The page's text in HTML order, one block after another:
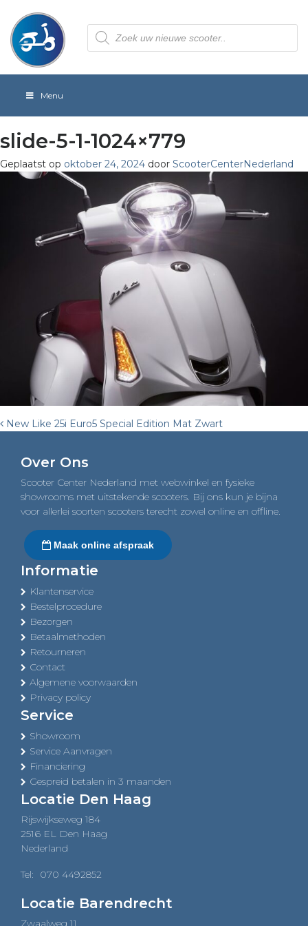
Producten
zoeken
Menu
slide-5-1-1024×779
Geplaatst op oktober 24, 2024 door ScooterCenterNederland
Post
navigation
New Like 25i Euro5 Special Edition Mat Zwart
Over Ons
Scooter Center Nederland met webwinkel en fysieke
showrooms met uitstekende scooters. Bij ons kun je bijna
voor allerlei soorten scooters terecht zowel online en offline.
Maak online afspraak
Informatie
Klantenservice
Bestelprocedure
Bezorgen
Betaalmethoden
Retourneren
Contact
Algemene voorwaarden
Privacy policy
Service
Showroom
Service Aanvragen
Financiering
Gespreid betalen in 3 maanden
Locatie Den Haag
Rijswijkseweg 184
2516 EL Den Haag
Nederland
Tel: 070 4492852
Locatie Barendrecht